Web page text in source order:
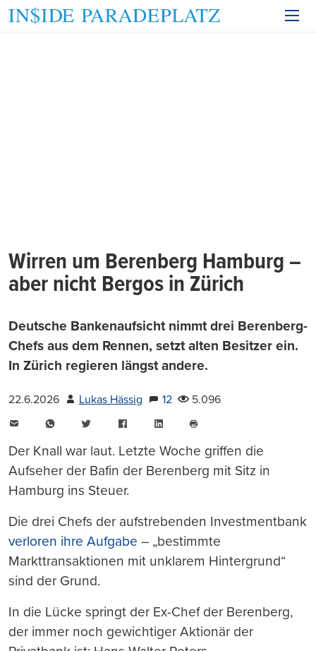
Wirren um Berenberg Hamburg –
aber nicht Bergos in Zürich
Deutsche Bankenaufsicht nimmt drei Berenberg-
Chefs aus dem Rennen, setzt alten Besitzer ein.
In Zürich regieren längst andere.
22.6.2026 Lukas Hässig 12
5.096
WhatsAppTwitter FacebookLinkedIn
drucken
Der Knall war laut. Letzte Woche griffen die
Aufseher der Bafin der Berenberg mit Sitz in
Hamburg ins Steuer.
Die drei Chefs der aufstrebenden Investmentbank
verloren ihre Aufgabe – „bestimmte
Markttransaktionen mit unklarem Hintergrund“
sind der Grund.
In die Lücke springt der Ex-Chef der Berenberg,
der immer noch gewichtiger Aktionär der